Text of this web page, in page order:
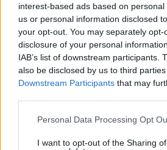
interest-based ads based on
us or personal information disclosed
your opt-out. You may separately
disclosure of your personal
IAB’s list of downstream participants.
also be disclosed by us to third
Downstream Participants that may
Please note that this website/app
not limited to your visit or usage
Personal Data Processing Opt
I want to opt-out of the Sharing
Το Ισραήλ
18.06.2025, 19:34
Είναι αυτό που επιτέθηκε. Και
συμπαρασύρει τον κόσμο στο
Σκοτώνουν γυναικόπαιδα στη
πρεσβείες παραβιάζοντας το
μιλάνε για μουλάδες και
βομβάρδιζαν τη Γιουγκοσλαβία
απελευθέρωση, τωρα το Ισραήλ